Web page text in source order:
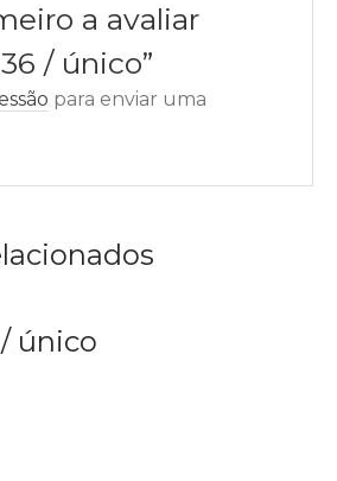
a avaliar
/ único”
para enviar uma
/ único